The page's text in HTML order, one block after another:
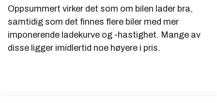
Oppsummert virker det som om bilen lader bra,
samtidig som det finnes flere biler med mer
imponerende ladekurve og -hastighet. Mange av
disse ligger imidlertid noe høyere i pris.